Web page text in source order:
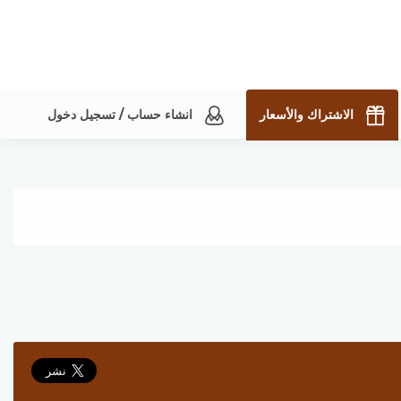
الاشتراك والأسعار انشاء حساب / تسجيل دخول